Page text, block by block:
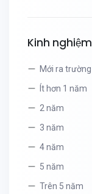
Kinh nghiệm
Mới ra trường
Ít hơn 1 năm
2 năm
3 năm
4 năm
5 năm
Trên 5 năm